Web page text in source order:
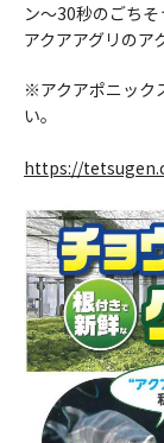
ン～30秒のごち
アクアアグリのア
※アクアポニック
い。
https://